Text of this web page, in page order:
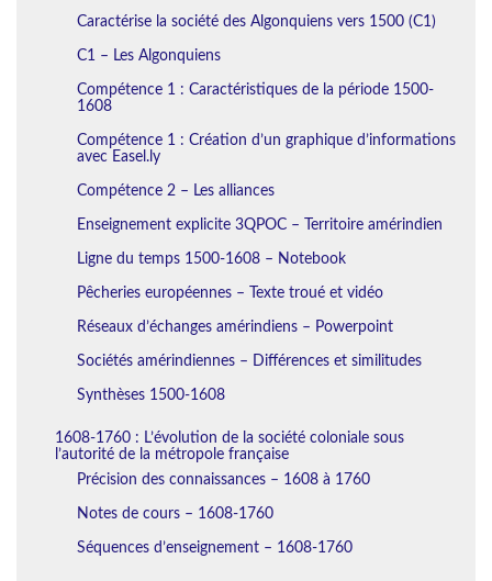
Caractérise la société des Algonquiens vers 1500 (C1)
C1 – Les Algonquiens
Compétence 1 : Caractéristiques de la période 1500-
1608
Compétence 1 : Création d’un graphique d’informations
avec Easel.ly
Compétence 2 – Les alliances
Enseignement explicite 3QPOC – Territoire amérindien
Ligne du temps 1500-1608 – Notebook
Pêcheries européennes – Texte troué et vidéo
Réseaux d’échanges amérindiens – Powerpoint
Sociétés amérindiennes – Différences et similitudes
Synthèses 1500-1608
1608-1760 : L’évolution de la société coloniale sous
l’autorité de la métropole française
Précision des connaissances – 1608 à 1760
Notes de cours – 1608-1760
Séquences d’enseignement – 1608-1760